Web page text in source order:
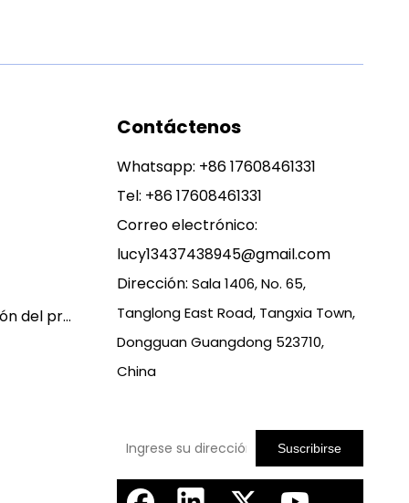
Política de garantía y devolución del producto
Contáctenos
Whatsapp: +86 17608461331
Tel: +86 17608461331
Correo electrónico:
lucy13437438945@gmail.com
Dirección:Sala 1406, No. 65,
Tanglong East Road, Tangxia Town,
Dongguan Guangdong 523710,
China
Suscribirse